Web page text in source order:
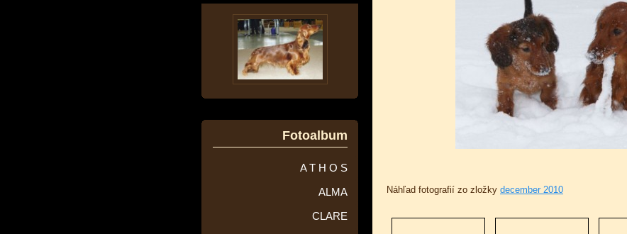
Náhľad fotografií zo zložky december 2010
Fotoalbum
A T H O S
ALMA
CLARE